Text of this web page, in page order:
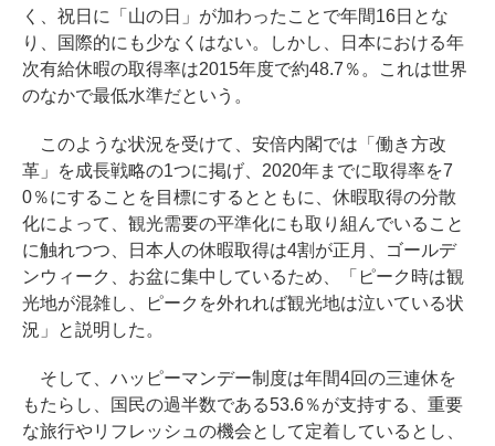
く、祝日に「山の日」が加わったことで年間16日とな
り、国際的にも少なくはない。しかし、日本における年
次有給休暇の取得率は2015年度で約48.7％。これは世界
のなかで最低水準だという。
このような状況を受けて、安倍内閣では「働き方改
革」を成長戦略の1つに掲げ、2020年までに取得率を7
0％にすることを目標にするとともに、休暇取得の分散
化によって、観光需要の平準化にも取り組んでいること
に触れつつ、日本人の休暇取得は4割が正月、ゴールデ
ンウィーク、お盆に集中しているため、「ピーク時は観
光地が混雑し、ピークを外れれば観光地は泣いている状
況」と説明した。
そして、ハッピーマンデー制度は年間4回の三連休を
もたらし、国民の過半数である53.6％が支持する、重要
な旅行やリフレッシュの機会として定着しているとし、